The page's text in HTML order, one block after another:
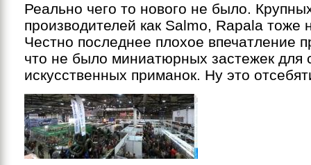
Реально чего то нового не было.
производителей как Salmo, Rapala тоже
Честно последнее плохое впечатление
что не было миниатюрных застежек для
искусственных приманок. Ну это